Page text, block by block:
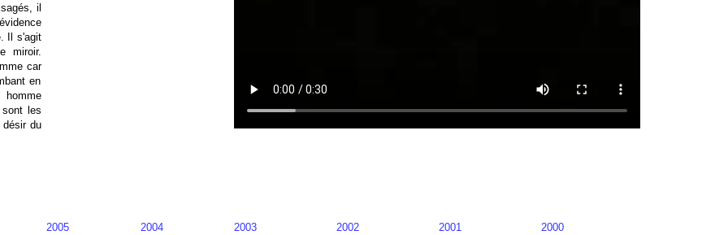
il
Il s'agit
miroir.
car
en
les
du
2005 2004 2003 2002 2001 2000